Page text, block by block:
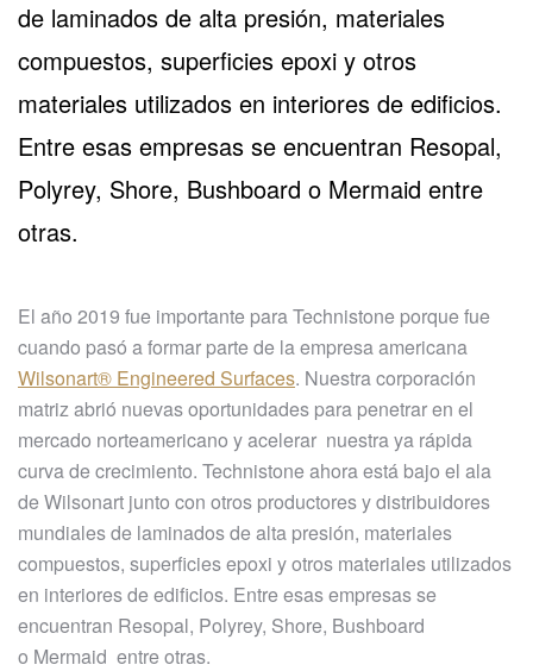
de laminados de alta presión, materiales
compuestos, superficies epoxi y otros
materiales utilizados en interiores de edificios.
Entre esas empresas se encuentran Resopal,
Polyrey, Shore, Bushboard o Mermaid entre
otras.
El año 2019 fue importante para Technistone porque fue
cuando pasó a formar parte de la empresa americana
Wilsonart® Engineered Surfaces. Nuestra corporación
matriz abrió nuevas oportunidades para penetrar en el
mercado norteamericano y acelerar nuestra ya rápida
curva de crecimiento. Technistone ahora está bajo el ala
de Wilsonart junto con otros productores y distribuidores
mundiales de laminados de alta presión, materiales
compuestos, superficies epoxi y otros materiales utilizados
en interiores de edificios. Entre esas empresas se
encuentran Resopal, Polyrey, Shore, Bushboard
o Mermaid entre otras.